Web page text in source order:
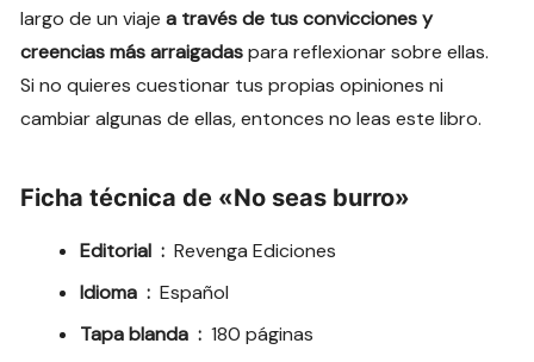
largo de un viajea través de tus convicciones y
creencias más arraigadaspara reflexionar sobre ellas.
Si no quieres cuestionar tus propias opiniones ni
cambiar algunas de ellas, entonces no leas este libro.
Ficha técnica de «No seas burro»
Editorial ‏ : ‎Revenga Ediciones
Idioma ‏ : ‎Español
Tapa blanda ‏ : ‎180 páginas